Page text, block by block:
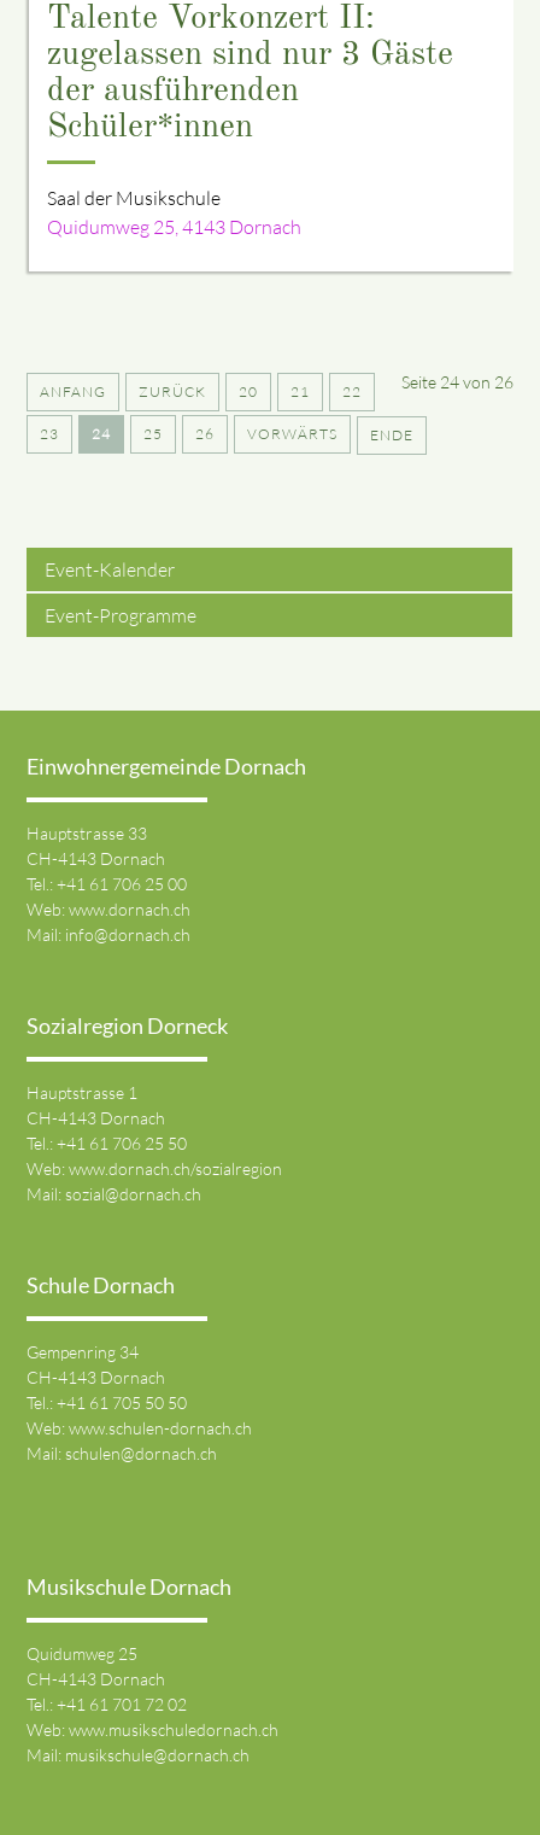
Talente Vorkonzert II:
zugelassen sind nur 3 Gäste
der ausführenden
Schüler*innen
Saal der Musikschule
Quidumweg 25, 4143 Dornach
Seite 24 von 26
ANFANG ZURÜCK 20 21 22
23 24 25 26 VORWÄRTS ENDE
Event-Kalender
Event-Programme
Einwohnergemeinde Dornach
Hauptstrasse 33
CH-4143 Dornach
Tel.:+41 61 706 25 00
Web:www.dornach.ch
Mail: info@dornach.ch
Sozialregion Dorneck
Hauptstrasse 1
CH-4143 Dornach
Tel.:+41 61 706 25 50
Web:www.dornach.ch/sozialregion
Mail:sozial@dornach.ch
Schule Dornach
Gempenring 34
CH-4143 Dornach
Tel.:+41 61 705 50 50
Web:www.schulen-dornach.ch
Mail:schulen@dornach.ch
Musikschule Dornach
Quidumweg 25
CH-4143 Dornach
Tel.:+41 61 701 72 02
Web:www.musikschuledornach.ch
Mail: musikschule@dornach.ch